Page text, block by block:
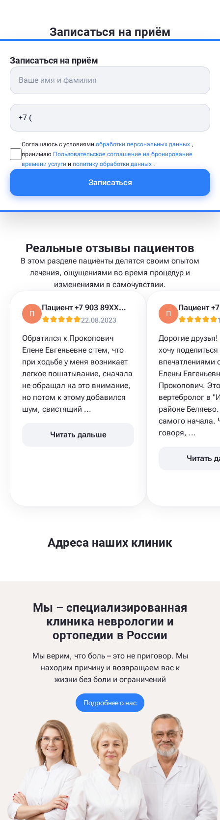
Записаться на приём
Записаться на приём
Соглашаюсь с условиями обработки персональных данных ,
принимаю Пользовательское соглашение на бронирование
времени услуги и политику обработки данных .
Записаться
Реальные отзывы пациентов
В этом разделе пациенты делятся своим опытом
лечения, ощущениями во время процедур и
изменениями в самочувствии.
П
Пациент +7 903 89XXXXX
22.08.2023
Обратился к Прокопович
Елене Евгеньевне с тем, что
при ходьбе у меня возникает
легкое пошатывание, сначала
не обращал на это внимание,
но потом к этому добавился
шум, свистящий ...
Читать дальше
П
Дорогие
хочу
впечатлениями
Елены
Прокопович.
вертебролог в
районе
самого начала.
говоря, ...
Читать
Адреса наших клиник
Мы – специализированная
клиника неврологии и
ортопедии в России
Мы верим, что боль – это не приговор. Мы
находим причину и возвращаем вас к
жизни без боли и ограничений
Подробнее о нас